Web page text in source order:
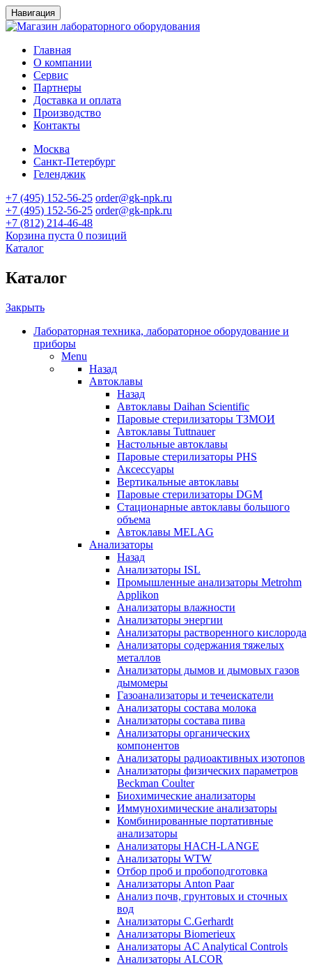
Навигация
Главная
О компании
Сервис
Партнеры
Доставка и оплата
Производство
Контакты
Москва
Санкт-Петербург
Геленджик
+7 (495) 152-56-25 order@gk-npk.ru
+7 (495) 152-56-25 order@gk-npk.ru
+7 (812) 214-46-48
Корзина пуста 0 позиций
Каталог
Каталог
Закрыть
Лабораторная техника, лабораторное оборудование и
приборы
Menu
Назад
Автоклавы
Назад
Автоклавы Daihan Scientific
Паровые стерилизаторы ТЗМОИ
Автоклавы Tuttnauer
Наcтольные автоклавы
Паровые стерилизаторы PHS
Аксессуары
Вертикальные автоклавы
Паровые стерилизаторы DGM
Стационарные автоклавы большого
объема
Автоклавы MELAG
Анализаторы
Назад
Анализаторы ISL
Промышленные анализаторы Metrohm
Applikon
Анализаторы влажности
Анализаторы энергии
Анализаторы растворенного кислорода
Анализаторы содержания тяжелых
металлов
Анализаторы дымов и дымовых газов
дымомеры
Газоанализаторы и течеискатели
Анализаторы состава молока
Анализаторы состава пива
Анализаторы органических
компонентов
Анализаторы радиоактивных изотопов
Анализаторы физических параметров
Beckman Coulter
Биохимические анализаторы
Иммунохимические анализаторы
Комбинированные портативные
анализаторы
Анализаторы HACH-LANGE
Анализаторы WTW
Отбор проб и пробоподготовка
Анализаторы Anton Paar
Анализ почв, грунтовых и сточных
вод
Анализаторы C.Gerhardt
Анализаторы Biomerieux
Анализаторы AC Analytical Controls
Анализаторы ALCOR